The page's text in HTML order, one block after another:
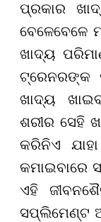
ପ୍ରକାର
ବେଳେବେଳେ
ଖାଦ୍ୟ
ଟ୍ରେନରଙ୍କ
ଖାଦ୍ୟ
ଶରୀର ସେହି
କରିନିଏ
କମାଇବାରେ
ଏହି
ସପ୍ଲିମେଣ୍ଟ